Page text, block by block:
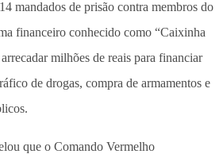
mandados de prisão contra membros do
financeiro conhecido como “Caixinha
milhões de reais para financiar
de drogas, compra de armamentos e
que o Comando Vermelho